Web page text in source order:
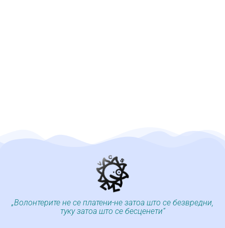
„Волонтерите не се платени-не затоа што се безвредни,
туку затоа што се бесценети“